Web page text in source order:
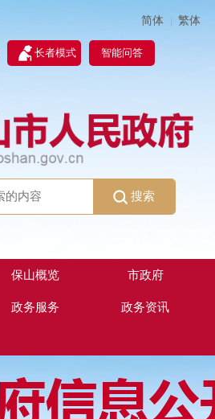
简体 | 繁体
长者模式 智能问答
搜索
保山概览 市政府
政务服务 政务资讯